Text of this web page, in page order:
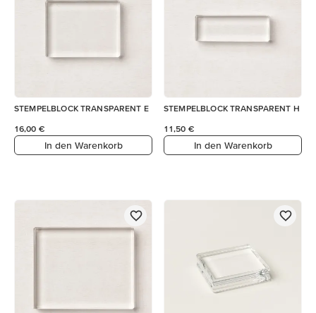
STEMPELBLOCK TRANSPARENT E
16,00 €
In den Warenkorb
STEMPELBLOCK TRANSPARENT H
11,50 €
In den Warenkorb